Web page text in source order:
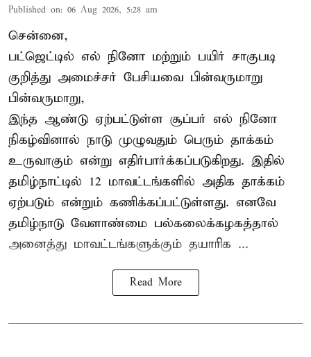
Published on: 06 Aug 2026, 5:28 am
சென்னை,
பட்ஜெட்டில் எல் நினோ மற்றும் பயிர் சாகுபடி
குறித்து அமைச்சர் பேசியவை பின்வருமாறு
பின்வருமாறு,
இந்த ஆண்டு ஏற்பட்டுள்ள சூப்பர் எல் நினோ
நிகழ்வினால் நாடு முழுவதும் பெரும் தாக்கம்
உருவாகும் என்று எதிர்பார்க்கப்படுகிறது. இதில்
தமிழ்நாட்டில் 12 மாவட்டங்களில் அதிக தாக்கம்
ஏற்படும் என்றும் கணிக்கப்பட்டுள்ளது. எனவே
தமிழ்நாடு வேளாண்மை பல்கலைக்கழகத்தால்
அனைத்து மாவட்டங்களுக்கும் தயாரிக ...
Read More